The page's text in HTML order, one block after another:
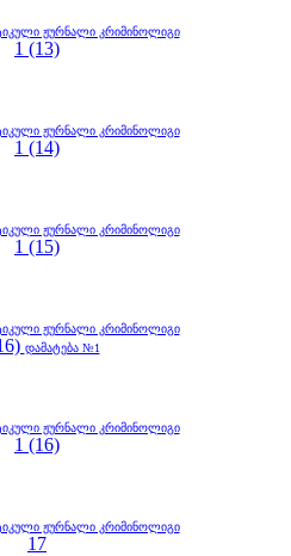
ჟურნალი კრიმინოლიგი
1 (13)
ჟურნალი კრიმინოლიგი
1 (14)
ჟურნალი კრიმინოლიგი
1 (15)
ჟურნალი კრიმინოლიგი
დამატება №1
ჟურნალი კრიმინოლიგი
1 (16)
ჟურნალი კრიმინოლიგი
17